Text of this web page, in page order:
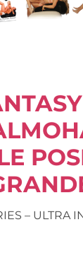
– ULTRA